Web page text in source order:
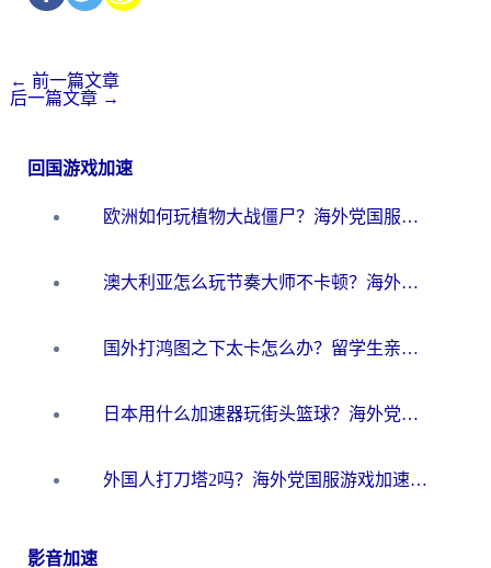
← 前一篇文章
后一篇文章 →
回国游戏加速
欧洲如何玩植物大战僵尸？海外党国服游戏加速避坑指南（附实测对比）
澳大利亚怎么玩节奏大师不卡顿？海外党国服游戏加速终极指南
国外打鸿图之下太卡怎么办？留学生亲测有效的国服游戏加速方案
日本用什么加速器玩街头篮球？海外党国服游戏不卡顿的终极攻略
外国人打刀塔2吗？海外党国服游戏加速避坑全攻略
影音加速